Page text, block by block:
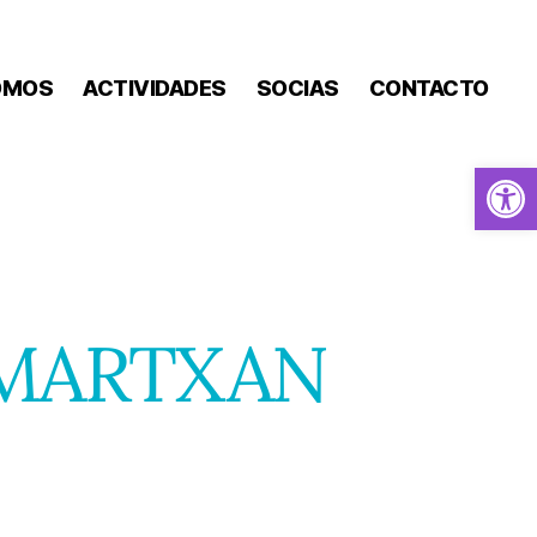
Abrir barra de herramientas
ACTIVIDADES SOCIAS CONTACTO